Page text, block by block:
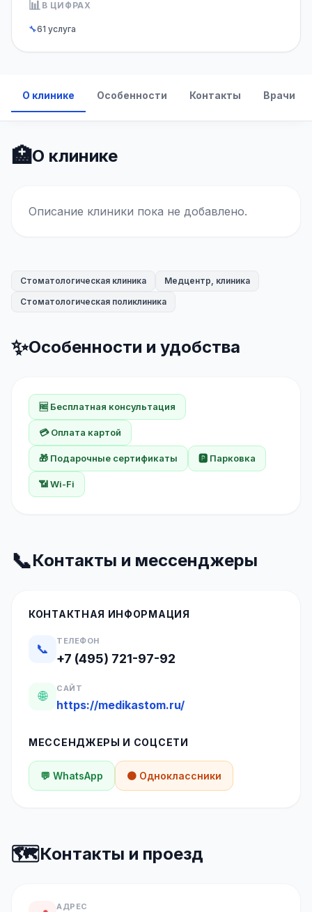
📊 В ЦИФРАХ
🔧61 услуга
О клинике Особенности Контакты Врачи
🏥О клинике
Описание клиники пока не добавлено.
Стоматологическая клиника
Медцентр, клиника
Стоматологическая поликлиника
✨Особенности и удобства
🆓 Бесплатная консультация
💳 Оплата картой
🎁 Подарочные сертификаты 🅿️ Парковка
📶 Wi-Fi
📞Контакты и мессенджеры
КОНТАКТНАЯ ИНФОРМАЦИЯ
📞
ТЕЛЕФОН
+7 (495) 721-97-92
🌐
САЙТ
https://medikastom.ru/
МЕССЕНДЖЕРЫ И СОЦСЕТИ
💬 WhatsApp 🟠 Одноклассники
🗺️Контакты и проезд
АДРЕС